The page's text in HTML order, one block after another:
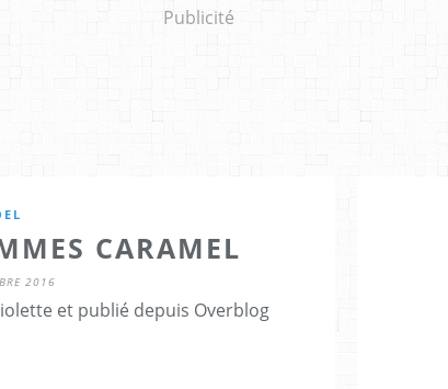
Publicité
CARAMEL
2016
et publié depuis Overblog